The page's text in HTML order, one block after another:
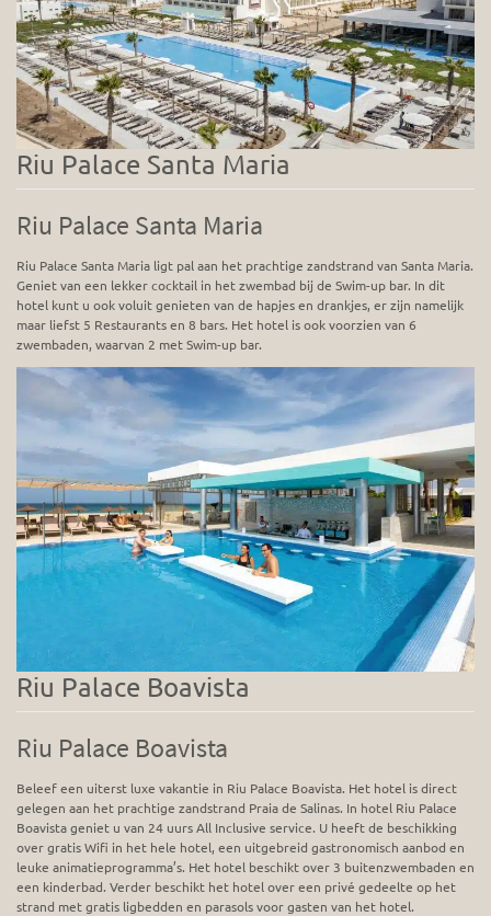
Riu Palace Santa Maria
Riu Palace Santa Maria
Riu Palace Santa Maria ligt pal aan het prachtige zandstrand van Santa Maria.
Geniet van een lekker cocktail in het zwembad bij de Swim-up bar. In dit
hotel kunt u ook voluit genieten van de hapjes en drankjes, er zijn namelijk
maar liefst 5 Restaurants en 8 bars. Het hotel is ook voorzien van 6
zwembaden, waarvan 2 met Swim-up bar.
Riu Palace Boavista
Riu Palace Boavista
Beleef een uiterst luxe vakantie in Riu Palace Boavista. Het hotel is direct
gelegen aan het prachtige zandstrand Praia de Salinas. In hotel Riu Palace
Boavista geniet u van 24 uurs All Inclusive service. U heeft de beschikking
over gratis Wifi in het hele hotel, een uitgebreid gastronomisch aanbod en
leuke animatieprogramma’s. Het hotel beschikt over 3 buitenzwembaden en
een kinderbad. Verder beschikt het hotel over een privé gedeelte op het
strand met gratis ligbedden en parasols voor gasten van het hotel.